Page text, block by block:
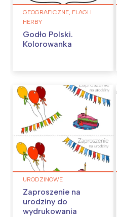
GEOGRAFICZNE, FLAGI I
HERBY
Godło Polski.
Kolorowanka
URODZINOWE
Zaproszenie na
urodziny do
wydrukowania